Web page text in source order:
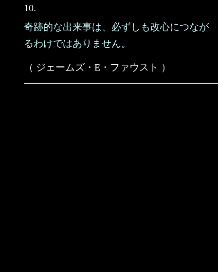
10.
奇跡的な出来事は、必ずしも改心につなが
るわけではありません。
（ ジェームズ・E・ファウスト ）